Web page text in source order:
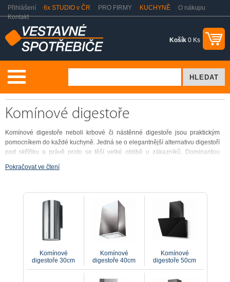
Přihlášení 6x STUDIO v ČR PRO FIRMY KUCHYNĚ
O nákupu
Kontakt
Košík 0 Ks
Komínové digestoře
Komínové digestoře neboli krbové či nástěnné digestoře jsou praktickým
pomocníkem do každé kuchyně. Jedná se o elegantnější alternativu digestoří
pod skříňku a právě proto se těší velké oblibě u zákazníků. Dominantou
stává významným dekoračním prvkem celé kuchyně. Specifikem tohoto typu
do mezery mezi závěsnými skříňkami.
Při výběru komínových digestoří je důležité hledět na jejich technické
parametry. Ideální odsavače par by měly ve Vaší kuchyni vyměnit vzduch
minimálně osmkrát za hodinu. Důležitým parametrem je také vědět, zda
odsavač bude odvádět vzduch potrubím z kuchyně ven nebo pro bude
využívat systém recirkulace pomocí uhlíkových filtrů a přefiltrovaný vzduch do
místnosti. V neposlední řadě rozhoduje také to, jak bude digestoř zapadat do
celkového estetického efektu Vaší kuchyně.
Pokračovat ve čtení
Komínové
digestoře 30cm
Komínové
digestoře 40cm
Komínové
digestoře 50cm